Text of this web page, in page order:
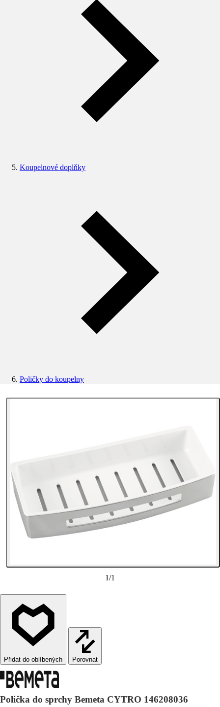
Koupelnové doplňky
Poličky do koupelny
1/1
Porovnat
Polička do sprchy Bemeta CYTRO 146208036